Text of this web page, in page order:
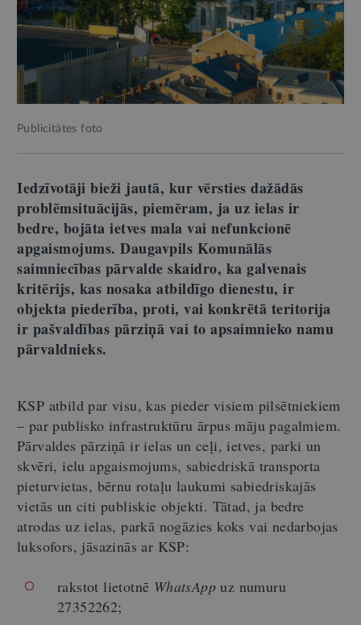
Publicitātes foto
Iedzīvotāji bieži jautā, kur vērsties dažādās
problēmsituācijās, piemēram, ja uz ielas ir
bedre, bojāta ietves mala vai nefunkcionē
apgaismojums. Daugavpils Komunālās
saimniecības pārvalde skaidro, ka galvenais
kritērijs, kas nosaka atbildīgo dienestu, ir
objekta piederība, proti, vai konkrētā teritorija
ir pašvaldības pārziņā vai to apsaimnieko namu
pārvaldnieks.
KSP atbild par visu, kas pieder visiem pilsētniekiem
– par publisko infrastruktūru ārpus māju pagalmiem.
Pārvaldes pārziņā ir ielas un ceļi, ietves, parki un
skvēri, ielu apgaismojums, sabiedriskā transporta
pieturvietas, bērnu rotaļu laukumi sabiedriskajās
vietās un citi publiskie objekti. Tātad, ja bedre
atrodas uz ielas, parkā nogāzies koks vai nedarbojas
luksofors, jāsazinās ar KSP:
rakstot lietotnē WhatsApp uz numuru
27352262;